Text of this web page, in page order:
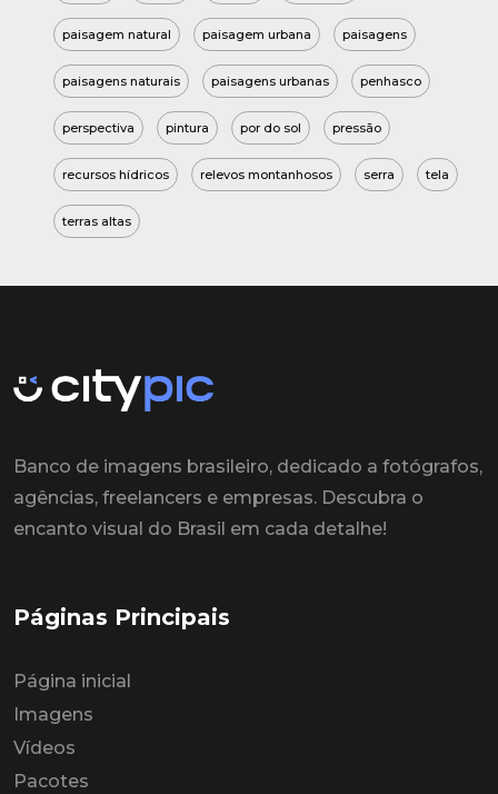
paisagem natural paisagem urbana paisagens
paisagens naturais paisagens urbanas penhasco
perspectiva pintura por do sol pressão
recursos hídricos relevos montanhosos serra tela
terras altas
Banco de imagens brasileiro, dedicado a fotógrafos,
agências, freelancers e empresas. Descubra o
encanto visual do Brasil em cada detalhe!
Páginas Principais
Página inicial
Imagens
Vídeos
Pacotes